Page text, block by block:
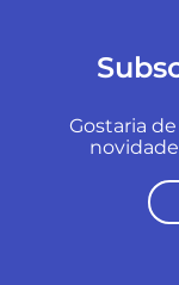
Gostaria